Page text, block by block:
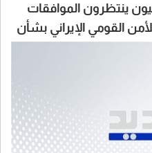
ينتظرون الموافقات
القومي الإيراني بشأن